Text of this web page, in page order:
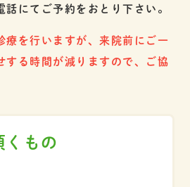
にてご予約をおとり下さい。
を行いますが、来院前にご一
する時間が減りますので、ご協
くもの